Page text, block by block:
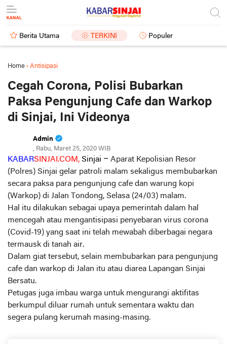
Berita Utama TERKINI Populer
Home › Antisipasi
Cegah Corona, Polisi Bubarkan
Paksa Pengunjung Cafe dan Warkop
di Sinjai, Ini Videonya
Admin
, Rabu, Maret 25, 2020 WIB
KABARSINJAI.COM, Sinjai – Aparat Kepolisian Resor
(Polres) Sinjai gelar patroli malam sekaligus membubarkan
secara paksa para pengunjung cafe dan warung kopi
(Warkop) di Jalan Tondong, Selasa (24/03) malam.
Hal itu dilakukan sebagai upaya pemerintah dalam hal
mencegah atau mengantisipasi penyebaran virus corona
(Covid-19) yang saat ini telah mewabah diberbagai negara
termausk di tanah air.
Dalam giat tersebut, selain membubarkan para pengunjung
cafe dan warkop di Jalan itu atau diarea Lapangan Sinjai
Bersatu.
Petugas juga imbau warga untuk mengurangi aktifitas
berkumpul diluar rumah untuk sementara waktu dan
segera pulang kerumah masing-masing.